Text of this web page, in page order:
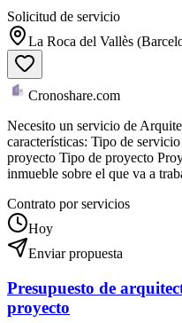
Solicitud de servicio
La Roca del Vallès
Cronoshare.com
Necesito un servicio de
características: Tipo de
proyecto Tipo de proyecto
inmueble sobre el que va a
Contrato por servicios
Hoy
Enviar propuesta
Presupuesto de
proyecto